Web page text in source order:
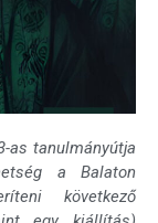
as tanulmányútja
a Balaton
következő